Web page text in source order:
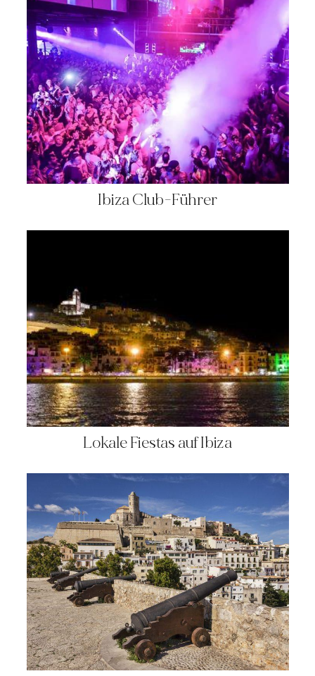
Ibiza Club-Führer
Lokale Fiestas auf Ibiza